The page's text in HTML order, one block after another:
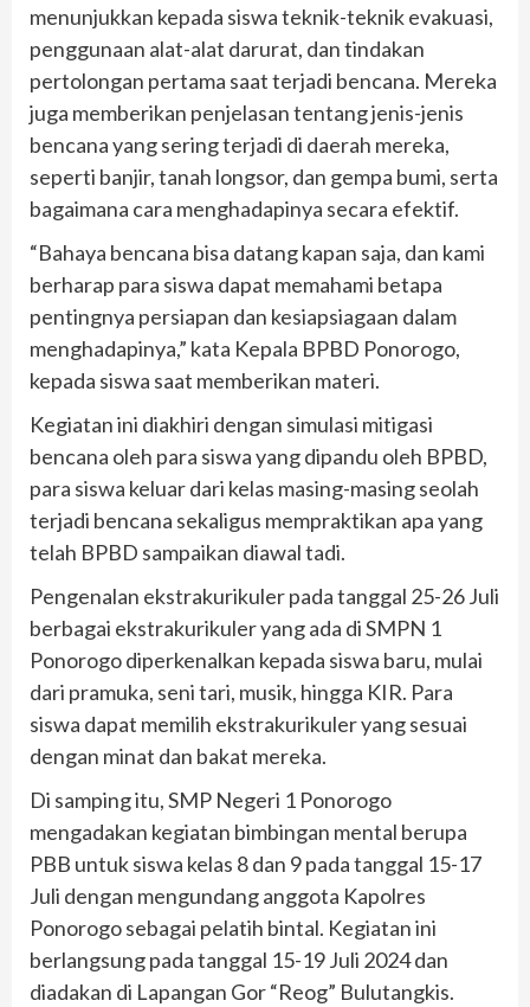
menunjukkan kepada siswa teknik-teknik evakuasi,
penggunaan alat-alat darurat, dan tindakan
pertolongan pertama saat terjadi bencana. Mereka
juga memberikan penjelasan tentang jenis-jenis
bencana yang sering terjadi di daerah mereka,
seperti banjir, tanah longsor, dan gempa bumi, serta
bagaimana cara menghadapinya secara efektif.
“Bahaya bencana bisa datang kapan saja, dan kami
berharap para siswa dapat memahami betapa
pentingnya persiapan dan kesiapsiagaan dalam
menghadapinya,” kata Kepala BPBD Ponorogo,
kepada siswa saat memberikan materi.
Kegiatan ini diakhiri dengan simulasi mitigasi
bencana oleh para siswa yang dipandu oleh BPBD,
para siswa keluar dari kelas masing-masing seolah
terjadi bencana sekaligus mempraktikan apa yang
telah BPBD sampaikan diawal tadi.
Pengenalan ekstrakurikuler pada tanggal 25-26 Juli
berbagai ekstrakurikuler yang ada di SMPN 1
Ponorogo diperkenalkan kepada siswa baru, mulai
dari pramuka, seni tari, musik, hingga KIR. Para
siswa dapat memilih ekstrakurikuler yang sesuai
dengan minat dan bakat mereka.
Di samping itu, SMP Negeri 1 Ponorogo
mengadakan kegiatan bimbingan mental berupa
PBB untuk siswa kelas 8 dan 9 pada tanggal 15-17
Juli dengan mengundang anggota Kapolres
Ponorogo sebagai pelatih bintal. Kegiatan ini
berlangsung pada tanggal 15-19 Juli 2024 dan
diadakan di Lapangan Gor “Reog” Bulutangkis.